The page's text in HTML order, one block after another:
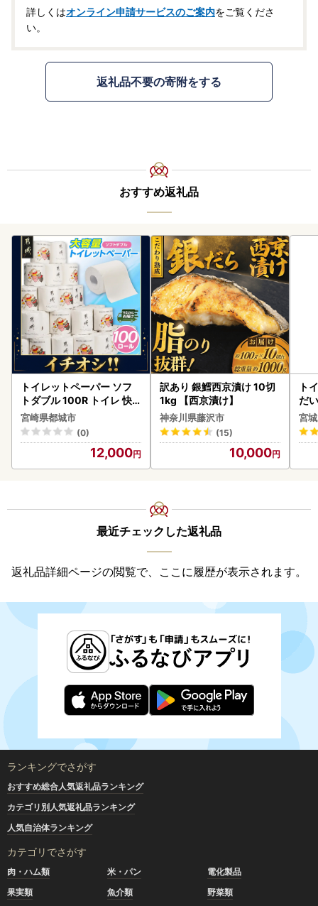
詳しくはオンライン申請サービスのご案内をご覧くださ
い。
返礼品不要の寄附をする
おすすめ返礼品
トイレットペーパー ソフ
トダブル 100R トイレ 快
速〔12-I5-TP100-R〕
宮崎県都城市
(0)
12,000
訳あり 銀鱈西京漬け 10切
1kg 【西京漬け】
神奈川県藤沢市
(15)
10,000
ト
だ
6ロ
宮
最近チェックした返礼品
返礼品詳細ページの閲覧で、ここに履歴が表示されます。
ランキングでさがす
おすすめ総合人気返礼品ランキング
カテゴリ別人気返礼品ランキング
人気自治体ランキング
カテゴリでさがす
肉・ハム類 米・パン
電化製品
果実類
魚介類
野菜類